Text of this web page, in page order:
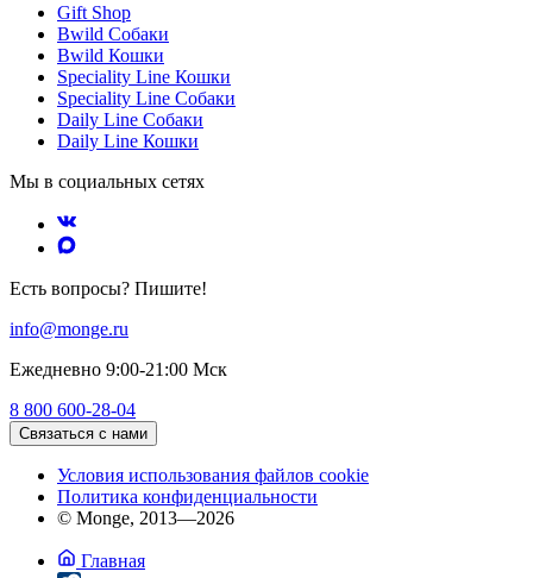
Gift Shop
Bwild Собаки
Bwild Кошки
Speciality Line Кошки
Speciality Line Собаки
Daily Line Собаки
Daily Line Кошки
Мы в социальных сетях
Есть вопросы? Пишите!
info@monge.ru
Ежедневно 9:00-21:00 Мск
8 800 600-28-04
Связаться с нами
Условия использования файлов cookie
Политика конфиденциальности
© Monge, 2013—2026
Главная